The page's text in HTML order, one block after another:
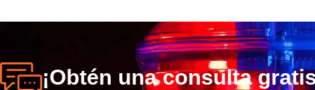
¡Obtén una consulta